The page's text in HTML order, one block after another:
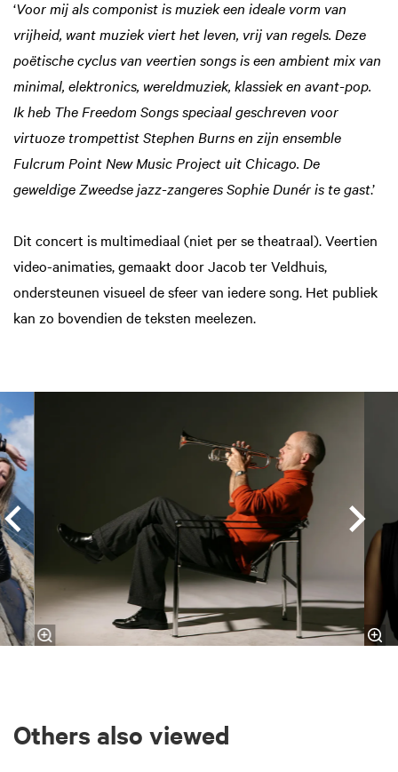
‘Voor mij als componist is muziek een ideale vorm van
vrijheid, want muziek viert het leven, vrij van regels. Deze
poëtische cyclus van veertien songs is een ambient mix van
minimal, elektronics, wereldmuziek, klassiek en avant-pop.
Ik heb The Freedom Songs speciaal geschreven voor
virtuoze trompettist Stephen Burns en zijn ensemble
Fulcrum Point New Music Project uit Chicago. De
geweldige Zweedse jazz-zangeres Sophie Dunér is te gast.’
Dit concert is multimediaal (niet per se theatraal). Veertien
video-animaties, gemaakt door Jacob ter Veldhuis,
ondersteunen visueel de sfeer van iedere song. Het publiek
kan zo bovendien de teksten meelezen.
Others also viewed